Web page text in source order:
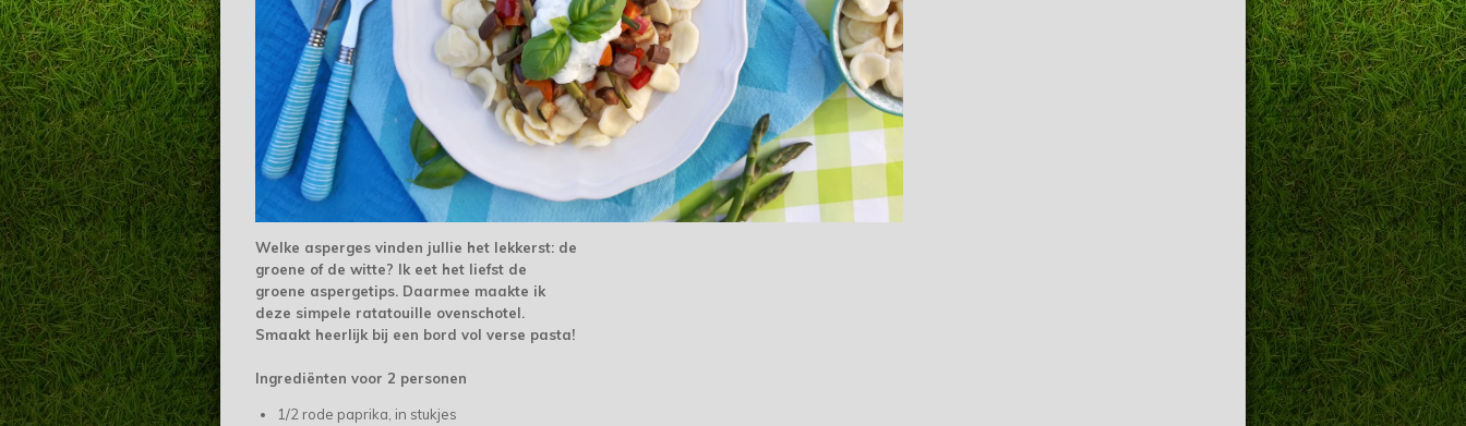
Welke asperges vinden jullie het lekkerst: de
groene of de witte? Ik eet het liefst de
groene aspergetips. Daarmee maakte ik
deze simpele ratatouille ovenschotel.
Smaakt heerlijk bij een bord vol verse pasta!
Ingrediënten voor 2 personen
1/2 rode paprika, in stukjes